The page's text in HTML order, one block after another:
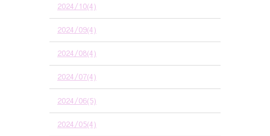
2024/10(4)
2024/09(4)
2024/08(4)
2024/07(4)
2024/06(5)
2024/05(4)